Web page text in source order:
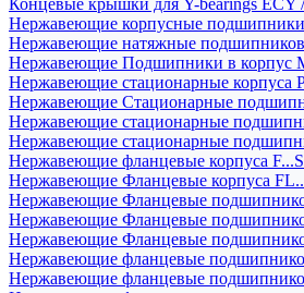
Концевые крышки для Y-bearings ECY
Нержавеющие корпусные подшипники
Нержавеющие натяжные
Нержавеющие Подшипники в корпус
Нержавеющие стационарные корпуса
Нержавеющие Стационарные
Нержавеющие стационарные
Нержавеющие стационарные
Нержавеющие фланцевые корпуса
Нержавеющие Фланцевые корпуса
Нержавеющие Фланцевые
Нержавеющие Фланцевые
Нержавеющие Фланцевые
Нержавеющие фланцевые
Нержавеющие фланцевые